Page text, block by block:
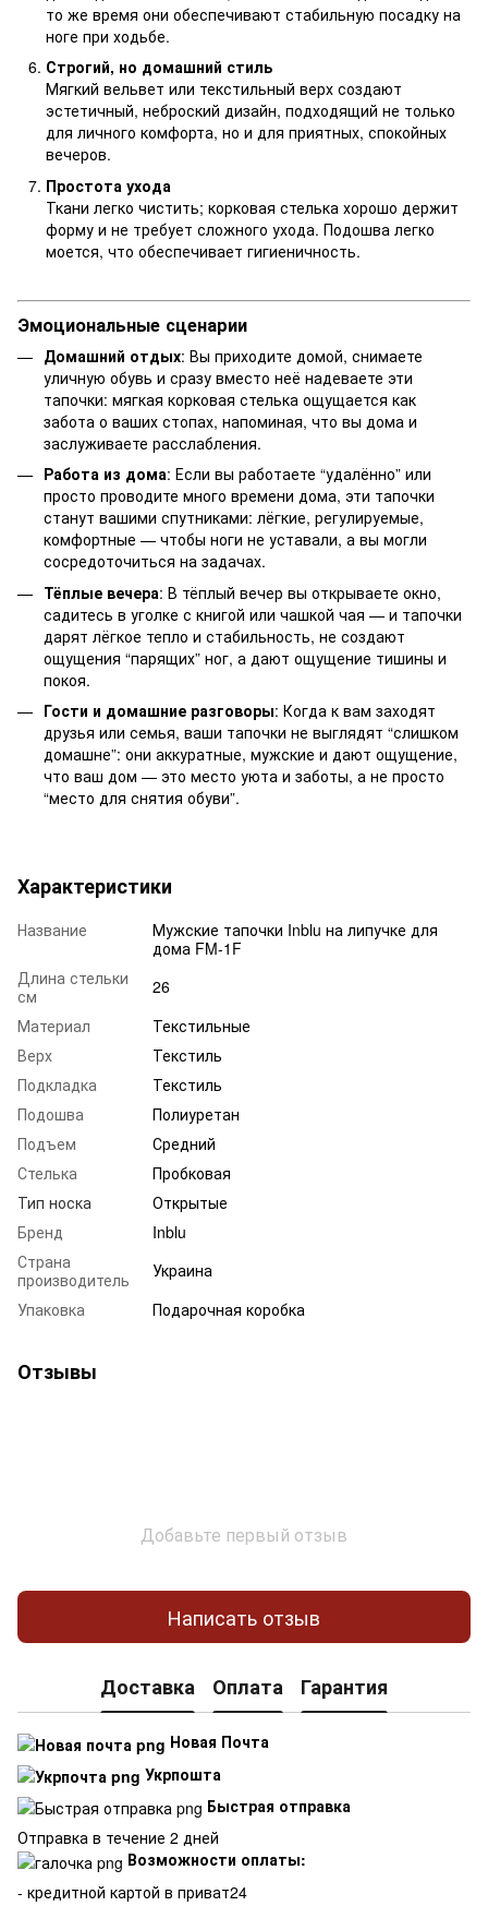
то же время они обеспечивают стабильную посадку на
ноге при ходьбе.
Строгий, но домашний стиль
Мягкий вельвет или текстильный верх создают
эстетичный, неброский дизайн, подходящий не только
для личного комфорта, но и для приятных, спокойных
вечеров.
Простота ухода
Ткани легко чистить; корковая стелька хорошо держит
форму и не требует сложного ухода. Подошва легко
моется, что обеспечивает гигиеничность.
Эмоциональные сценарии
Домашний отдых: Вы приходите домой, снимаете
уличную обувь и сразу вместо неё надеваете эти
тапочки: мягкая корковая стелька ощущается как
забота о ваших стопах, напоминая, что вы дома и
заслуживаете расслабления.
Работа из дома: Если вы работаете “удалённо” или
просто проводите много времени дома, эти тапочки
станут вашими спутниками: лёгкие, регулируемые,
комфортные — чтобы ноги не уставали, а вы могли
сосредоточиться на задачах.
Тёплые вечера: В тёплый вечер вы открываете окно,
садитесь в уголке с книгой или чашкой чая — и тапочки
дарят лёгкое тепло и стабильность, не создают
ощущения “парящих” ног, а дают ощущение тишины и
покоя.
Гости и домашние разговоры: Когда к вам заходят
друзья или семья, ваши тапочки не выглядят “слишком
домашне”: они аккуратные, мужские и дают ощущение,
что ваш дом — это место уюта и заботы, а не просто
“место для снятия обуви”.
Характеристики
Название
Мужские тапочки Inblu на липучке для
дома FM-1F
Длина стельки
см
26
Материал
Текстильные
Верх
Текстиль
Подкладка
Текстиль
Подошва
Полиуретан
Подъем
Средний
Стелька
Пробковая
Тип носка
Открытые
Бренд
Inblu
Страна
производитель
Украина
Упаковка
Подарочная коробка
Отзывы
Добавьте первый отзыв
Написать отзыв
Доставка Оплата Гарантия
Новая Почта
Укрпошта
Быстрая отправка
Отправка в течение 2 дней
Возможности оплаты:
- кредитной картой в приват24